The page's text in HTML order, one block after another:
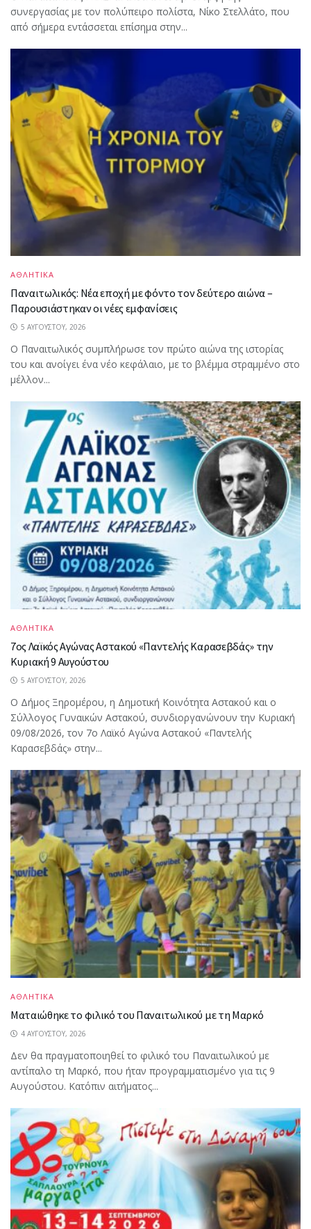
συνεργασίας με τον πολύπειρο πολίστα, Νίκο Στελλάτο, που
από σήμερα εντάσσεται επίσημα στην...
ΑΘΛΗΤΙΚΑ
Παναιτωλικός: Νέα εποχή με φόντο τον δεύτερο αιώνα –
Παρουσιάστηκαν οι νέες εμφανίσεις
5 ΑΥΓΟΎΣΤΟΥ, 2026
Ο Παναιτωλικός συμπλήρωσε τον πρώτο αιώνα της ιστορίας
του και ανοίγει ένα νέο κεφάλαιο, με το βλέμμα στραμμένο στο
μέλλον...
ΑΘΛΗΤΙΚΑ
7ος Λαϊκός Αγώνας Αστακού «Παντελής Καρασεβδάς» την
Κυριακή 9 Αυγούστου
5 ΑΥΓΟΎΣΤΟΥ, 2026
Ο Δήμος Ξηρομέρου, η Δημοτική Κοινότητα Αστακού και ο
Σύλλογος Γυναικών Αστακού, συνδιοργανώνουν την Κυριακή
09/08/2026, τον 7ο Λαϊκό Αγώνα Αστακού «Παντελής
Καρασεβδάς» στην...
ΑΘΛΗΤΙΚΑ
Ματαιώθηκε το φιλικό του Παναιτωλικού με τη Μαρκό
4 ΑΥΓΟΎΣΤΟΥ, 2026
Δεν θα πραγματοποιηθεί το φιλικό του Παναιτωλικού με
αντίπαλο τη Μαρκό, που ήταν προγραμματισμένο για τις 9
Αυγούστου. Κατόπιν αιτήματος...